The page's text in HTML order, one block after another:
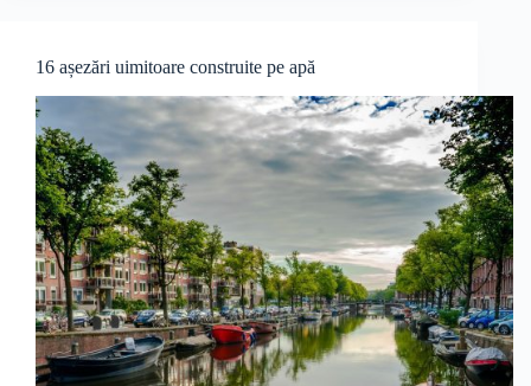
16 așezări uimitoare construite pe apă